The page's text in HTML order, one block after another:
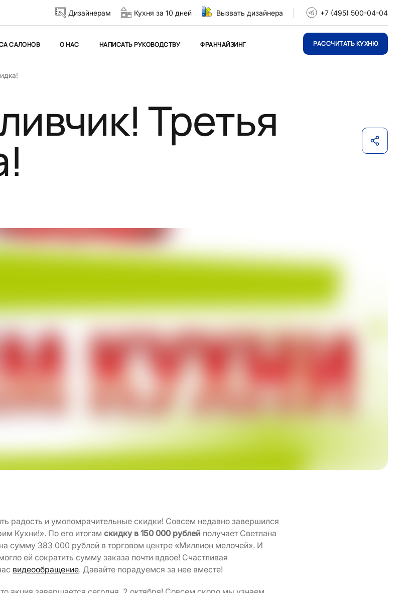
Дизайнерам Кухня за 10 дней Вызвать дизайнера +7 (495) 500-04-04
САЛОНОВ О НАС НАПИСАТЬ РУКОВОДСТВУ ФРАНЧАЙЗИНГ РАССЧИТАТЬ КУХНЮ
Третья
радость и умопомрачительные скидки! Совсем недавно завершился
Кухни!». По его итогам скидку в 150 000 рублей получает Светлана
сумму 383 000 рублей в торговом центре «Миллион мелочей». И
ей сократить сумму заказа почти вдвое! Счастливая
видеообращение. Давайте порадуемся за нее вместе!